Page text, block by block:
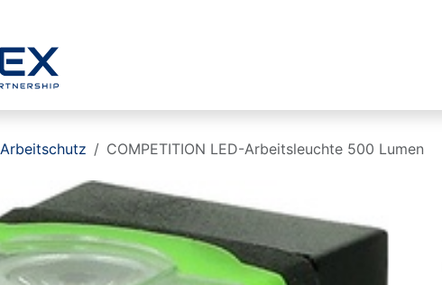
Arbeitschutz COMPETITION LED-Arbeitsleuchte 500 Lumen